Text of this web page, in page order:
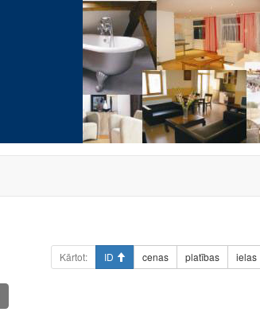
Kārtot: ID cenas platības ielas